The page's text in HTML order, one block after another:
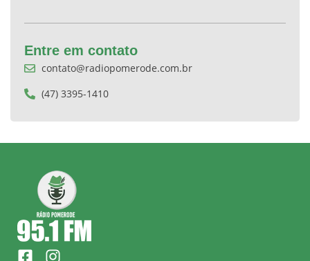
Entre em contato
contato@radiopomerode.com.br
(47) 3395-1410
F
I